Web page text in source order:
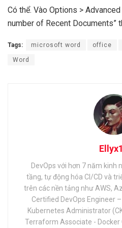
Có thể. Vào Options >
number of Recent Documents”
Tags: microsoft word office
Word
DevOps với hơn 7 năm kinh
tầng, tự động hóa CI/CD và
trên các nền tảng như AWS,
Certified DevOps Engineer
Kubernetes Administrator
Terraform Associate -